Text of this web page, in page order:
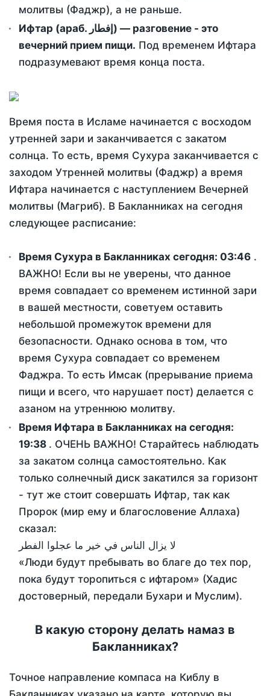
молитвы (Фаджр), а не раньше.
Ифтар (араб. إفطار) — разговение - это
вечерний прием пищи. Под временем Ифтара
подразумевают время конца поста.
Время поста в Исламе начинается с восходом
утренней зари и заканчивается с закатом
солнца. То есть, время Сухура заканчивается с
заходом Утренней молитвы (Фаджр) а время
Ифтара начинается с наступлением Вечерней
молитвы (Магриб). В Бакланниках на сегодня
следующее расписание:
Время Сухура в Бакланниках сегодня: 03:46 .
ВАЖНО! Если вы не уверены, что данное
время совпадает со временем истинной зари
в вашей местности, советуем оставить
небольшой промежуток времени для
безопасности. Однако основа в том, что
время Сухура совпадает со временем
Фаджра. То есть Имсак (прерывание приема
пищи и всего, что нарушает пост) делается с
азаном на утреннюю молитву.
Время Ифтара в Бакланниках на сегодня:
19:38 . ОЧЕНЬ ВАЖНО! Старайтесь наблюдать
за закатом солнца самостоятельно. Как
только солнечный диск закатился за горизонт
- тут же стоит совершать Ифтар, так как
Пророк (мир ему и благословение Аллаха)
сказал:
لا يزال الناس في خير ما عجلوا الفطر
«Люди будут пребывать во благе до тех пор,
пока будут торопиться с ифтаром» (Хадис
достоверный, передали Бухари и Муслим).
В какую сторону делать намаз в
Бакланниках?
Точное направление компаса на Киблу в